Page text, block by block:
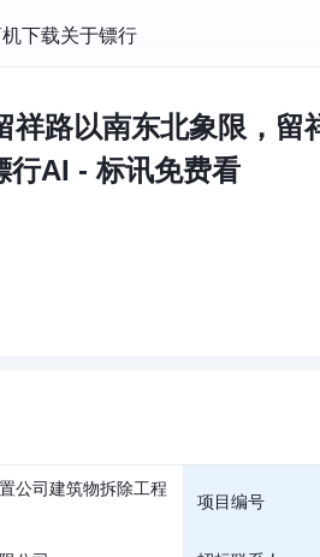
下载关于镖行
祥路以南东北象限，
行AI - 标讯免费看
公司建筑物拆除工程
项目编号